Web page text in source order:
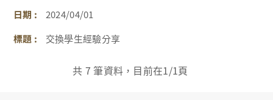
2024/04/01
交換學生經驗分享
共 7 筆資料，目前在1/1頁